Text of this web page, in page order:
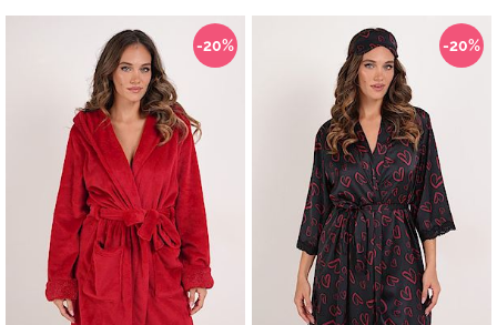
-20% -20%